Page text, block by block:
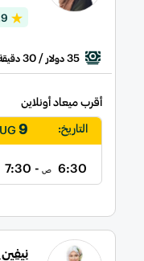
35 دولار / 30
أقرب ميعاد أونلاين
التاريخ:
9
6:30 ص - 7:30